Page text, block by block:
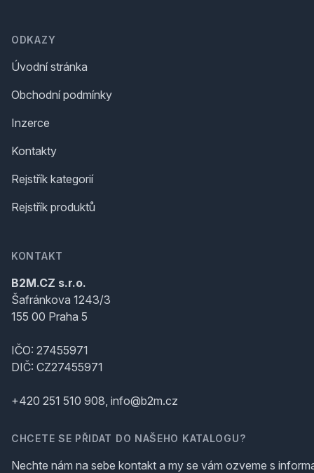
ODKAZY
Úvodní stránka
Obchodní podmínky
Inzerce
Kontakty
Rejstřík kategorií
Rejstřík produktů
KONTAKT
B2M.CZ s.r.o.
Šafránkova 1243/3
155 00 Praha 5
IČO: 27455971
DIČ: CZ27455971
+420 251 510 908, info@b2m.cz
CHCETE SE PŘIDAT DO NAŠEHO KATALOGU?
Nechte nám na sebe kontakt a my se vám ozveme s